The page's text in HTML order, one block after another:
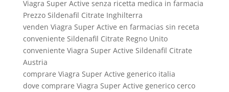
Viagra Super Active senza ricetta medica in farmacia
Prezzo Sildenafil Citrate Inghilterra
venden Viagra Super Active en farmacias sin receta
conveniente Sildenafil Citrate Regno Unito
conveniente Viagra Super Active Sildenafil Citrate
Austria
comprare Viagra Super Active generico italia
dove comprare Viagra Super Active generico cerco